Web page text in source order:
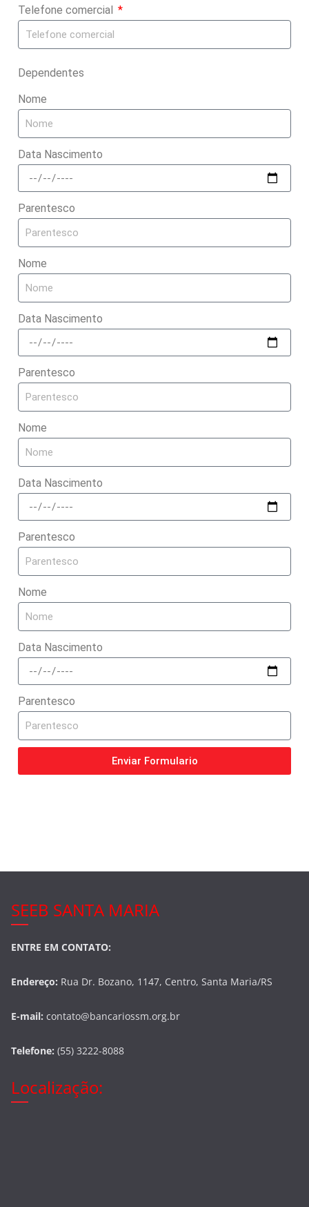
Telefone comercial
Dependentes
Nome
Data Nascimento
Parentesco
Nome
Data Nascimento
Parentesco
Nome
Data Nascimento
Parentesco
Nome
Data Nascimento
Parentesco
Enviar Formulario
SEEB SANTA MARIA
ENTRE EM CONTATO:
Endereço: Rua Dr. Bozano, 1147, Centro, Santa Maria/RS
E-mail: contato@bancariossm.org.br
Telefone: (55) 3222-8088
Localização: